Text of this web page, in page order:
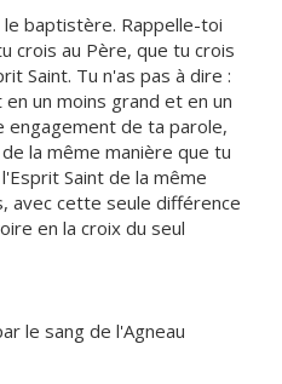
baptistère. Rappelle-toi
crois au Père, que tu crois
Saint. Tu n'as pas à dire :
un moins grand et en un
engagement de ta parole,
la même manière que tu
Saint de la même
avec cette seule différence
en la croix du seul
le sang de l'Agneau